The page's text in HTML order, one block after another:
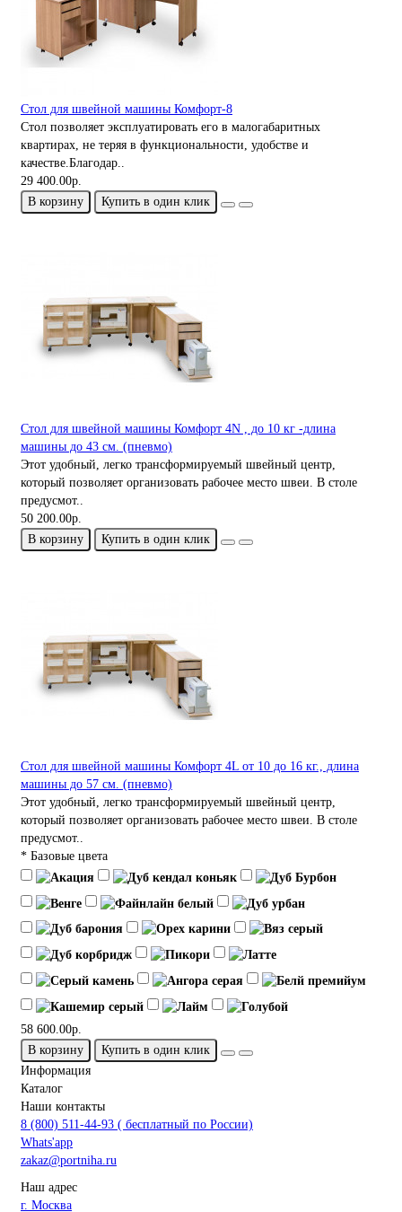
Стол для швейной машины Комфорт-8
Стол позволяет эксплуатировать его в малогабаритных
квартирах, не теряя в функциональности, удобстве и
качестве.Благодар..
29 400.00р.
В корзину
Купить в один клик
Стол для швейной машины Комфорт 4N , до 10 кг -длина
машины до 43 см. (пневмо)
Этот удобный, легко трансформируемый швейный центр,
который позволяет организовать рабочее место швеи. В столе
предусмот..
50 200.00р.
В корзину
Купить в один клик
Стол для швейной машины Комфорт 4L от 10 до 16 кг., длина
машины до 57 см. (пневмо)
Этот удобный, легко трансформируемый швейный центр,
который позволяет организовать рабочее место швеи. В столе
предусмот..
* Базовые цвета
58 600.00р.
В корзину
Купить в один клик
Информация
Каталог
Наши контакты
8 (800) 511-44-93 ( бесплатный по России)
Whats'app
zakaz@portniha.ru
Наш адрес
г. Москва